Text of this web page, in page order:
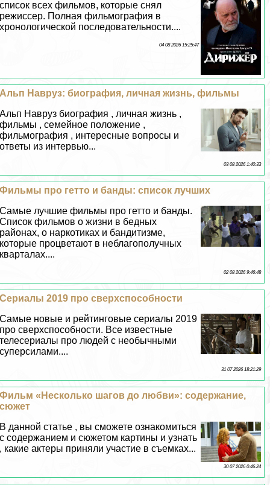
список всех фильмов, которые снял
режиссер. Полная фильмография в
хронологической последовательности....
04 08 2026 15:25:47
Альп Навруз: биография, личная жизнь, фильмы
Альп Навруз биография , личная жизнь ,
фильмы , семейное положение ,
фильмография , интересные вопросы и
ответы из интервью...
03 08 2026 1:40:33
Фильмы про гетто и банды: список лучших
Самые лучшие фильмы про гетто и банды.
Список фильмов о жизни в бедных
районах, о наркотиках и бандитизме,
которые процветают в нeблагополучных
кварталах....
02 08 2026 9:46:48
Сериалы 2019 про сверхспособности
Самые новые и рейтинговые сериалы 2019
про сверхспособности. Все известные
телесериалы про людей с необычными
суперсилами....
31 07 2026 18:21:29
Фильм «Несколько шагов до любви»: содержание,
сюжет
В данной статье , вы сможете ознакомиться
с содержанием и сюжетом картины и узнать
, какие актеры приняли участие в съемках...
30 07 2026 0:46:24